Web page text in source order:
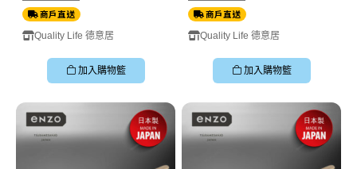
商戶直送
Quality Life 德意居
加入購物籃
商戶直送
Quality Life 德意居
加入購物籃